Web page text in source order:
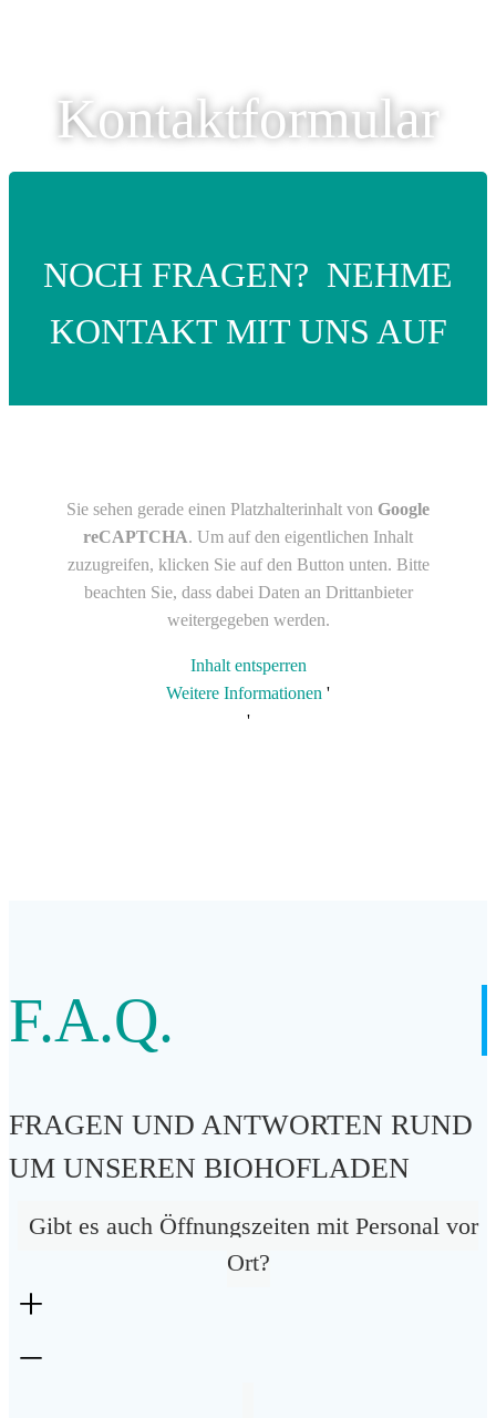
Kontaktformular
NOCH FRAGEN? NEHME
KONTAKT MIT UNS AUF
Sie sehen gerade einen Platzhalterinhalt von Google
reCAPTCHA. Um auf den eigentlichen Inhalt
zuzugreifen, klicken Sie auf den Button unten. Bitte
beachten Sie, dass dabei Daten an Drittanbieter
weitergegeben werden.
Inhalt entsperren
Weitere Informationen '
'
F.A.Q.
FRAGEN UND ANTWORTEN RUND
UM UNSEREN BIOHOFLADEN
Gibt es auch Öffnungszeiten mit Personal vor
Ort?